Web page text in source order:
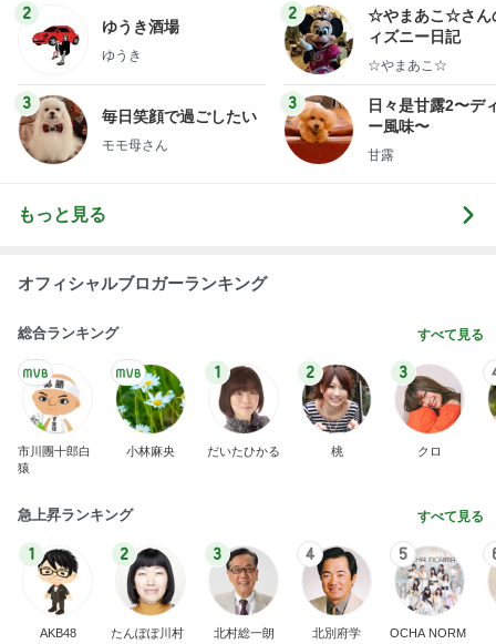
2
ゆうき酒場
ゆうき
3
毎日笑顔で過ごしたい
モモ母さん
ログ
2
☆やまあこ☆さん
ィズニー日記
☆やまあこ☆
3
日々是甘露2〜デ
ー風味〜
甘露
もっと見る
オフィシャルブロガーランキング
総合ランキング すべて見る
市川團十郎白
猿
小林麻央
1
だいたひかる
2
桃
3
クロ
急上昇ランキング すべて見る
1
AKB48
2
たんぽぽ川村
3
北村総一朗
4
北別府学
5
OCHA NORM